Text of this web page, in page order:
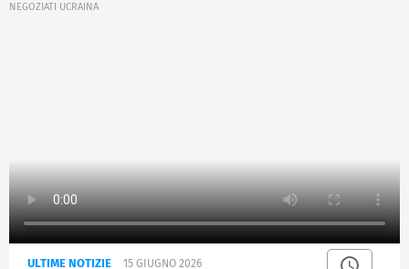
NEGOZIATI UCRAINA
ULTIME NOTIZIE 15 GIUGNO 2026